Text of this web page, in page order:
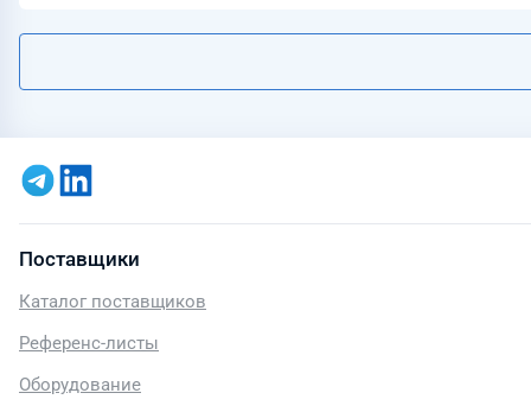
Поставщики
Каталог поставщиков
Референс-листы
Оборудование